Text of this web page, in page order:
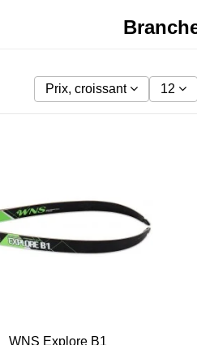
Prix, croissant 12
WNS Explore B1